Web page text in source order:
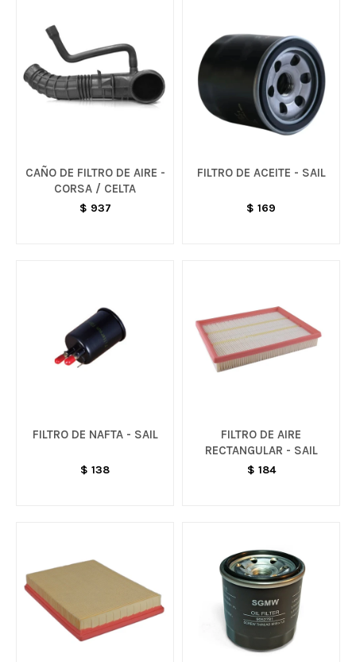
CAÑO DE FILTRO DE AIRE -
CORSA / CELTA
$ 937
FILTRO DE ACEITE - SAIL
$ 169
FILTRO DE NAFTA - SAIL
$ 138
FILTRO DE AIRE
RECTANGULAR - SAIL
$ 184